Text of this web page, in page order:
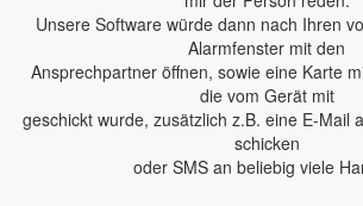
Unsere Software würde dann nach Ihren
Alarmfenster mit den
Ansprechpartner öffnen, sowie eine Karte
die vom Gerät mit
geschickt wurde, zusätzlich z.B. eine E-Mail
schicken
oder SMS an beliebig viele